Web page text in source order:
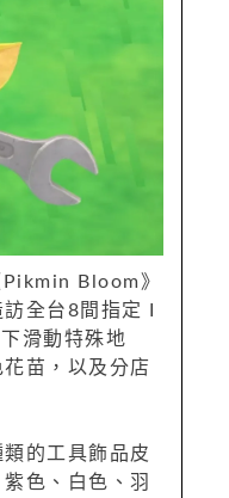
Bloom》
全台8間指定 I
滑動特殊地
苗，以及分店
的工具飾品皮
色、白色、羽